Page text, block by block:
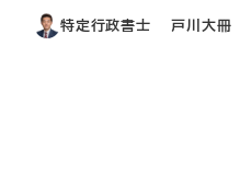
特定行政書士 戸川大冊